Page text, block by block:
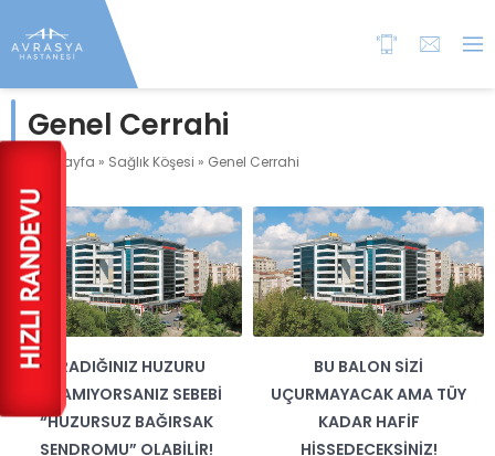
Genel Cerrahi
Anasayfa » Sağlık Köşesi » Genel Cerrahi
ARADIĞINIZ HUZURU
BULAMIYORSANIZ SEBEBI
“HUZURSUZ BAĞIRSAK
SENDROMU” OLABILIR!
BU BALON SIZI
UÇURMAYACAK AMA TÜY
KADAR HAFIF
HISSEDECEKSINIZ!